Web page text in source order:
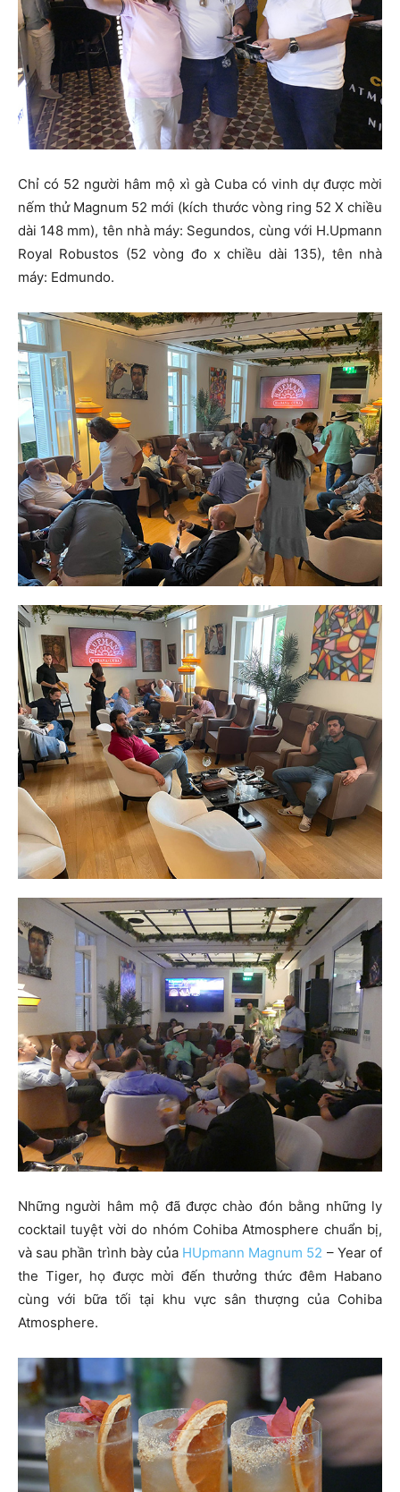
Chỉ có 52 người hâm mộ xì gà Cuba có vinh dự được mời
nếm thử Magnum 52 mới (kích thước vòng ring 52 X chiều
dài 148 mm), tên nhà máy: Segundos, cùng với H.Upmann
Royal Robustos (52 vòng đo x chiều dài 135), tên nhà
máy: Edmundo.
Những người hâm mộ đã được chào đón bằng những ly
cocktail tuyệt vời do nhóm Cohiba Atmosphere chuẩn bị,
và sau phần trình bày của HUpmann Magnum 52 – Year of
the Tiger, họ được mời đến thưởng thức đêm Habano
cùng với bữa tối tại khu vực sân thượng của Cohiba
Atmosphere.